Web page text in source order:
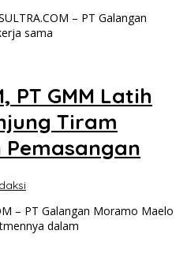
– PT Galangan
sama
PT GMM Latih
Tiram
Pemasangan
– PT Galangan Moramo Maelo
dalam